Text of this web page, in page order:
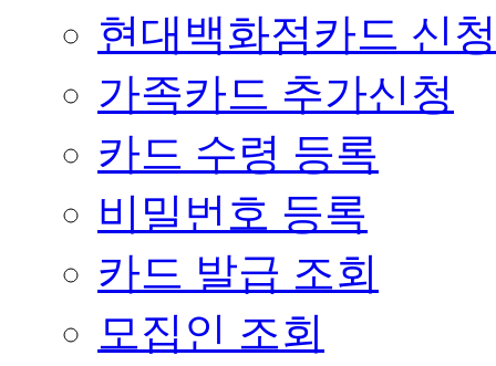
현대백화점카드 신청
가족카드 추가신청
카드 수령 등록
비밀번호 등록
카드 발급 조회
모집인 조회